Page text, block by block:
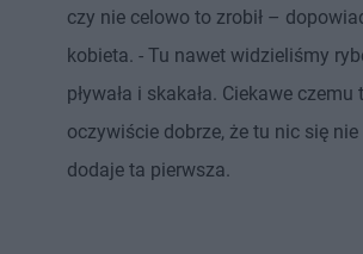
czy nie celowo to zrobił –
kobieta. - Tu nawet widzieliśmy
pływała i skakała. Ciekawe czemu
oczywiście dobrze, że tu nic się
dodaje ta pierwsza.